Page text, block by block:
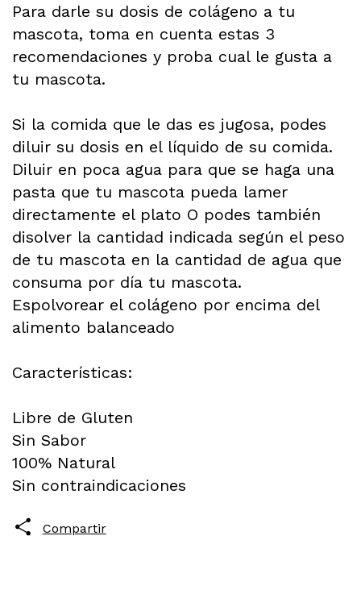
Para darle su dosis de colágeno a tu
mascota, toma en cuenta estas 3
recomendaciones y proba cual le gusta a
tu mascota.
Si la comida que le das es jugosa, podes
diluir su dosis en el líquido de su comida.
Diluir en poca agua para que se haga una
pasta que tu mascota pueda lamer
directamente el plato O podes también
disolver la cantidad indicada según el peso
de tu mascota en la cantidad de agua que
consuma por día tu mascota.
Espolvorear el colágeno por encima del
alimento balanceado
Características:
Libre de Gluten
Sin Sabor
100% Natural
Sin contraindicaciones
Compartir